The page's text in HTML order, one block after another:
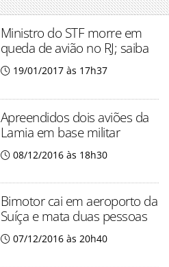
Ministro do STF morre em
queda de avião no RJ; saiba
19/01/2017 às 17h37
Apreendidos dois aviões da
Lamia em base militar
08/12/2016 às 18h30
Bimotor cai em aeroporto da
Suíça e mata duas pessoas
07/12/2016 às 20h40